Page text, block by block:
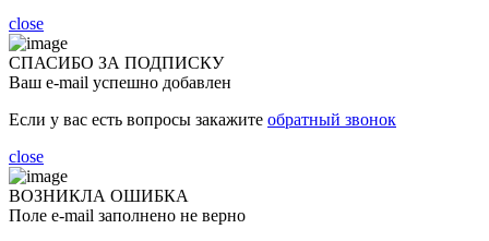
close
СПАСИБО ЗА ПОДПИСКУ
Ваш e-mail успешно добавлен
Если у вас есть вопросы закажите обратный звонок
close
ВОЗНИКЛА ОШИБКА
Поле e-mail заполнено не верно